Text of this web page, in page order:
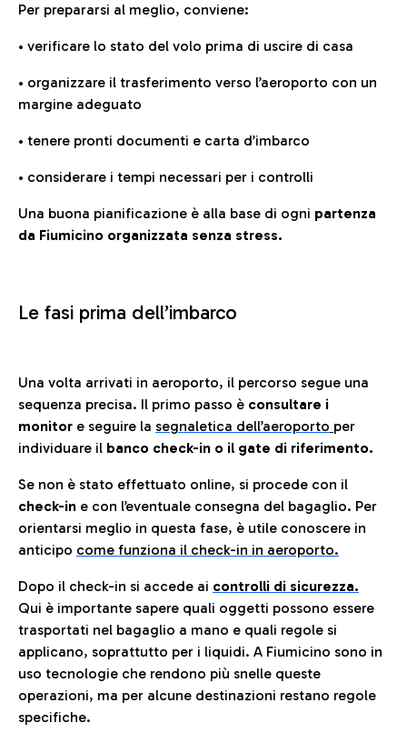
Per prepararsi al meglio, conviene:
• verificare lo stato del volo prima di uscire di casa
• organizzare il trasferimento verso l’aeroporto con un
margine adeguato
• tenere pronti documenti e carta d’imbarco
• considerare i tempi necessari per i controlli
Una buona pianificazione è alla base di ogni partenza
da Fiumicino organizzata senza stress.
Le fasi prima dell’imbarco
Una volta arrivati in aeroporto, il percorso segue una
sequenza precisa. Il primo passo è consultare i
monitor e seguire la segnaletica dell’aeroporto per
individuare il banco check-in o il gate di riferimento.
Se non è stato effettuato online, si procede con il
check-in e con l’eventuale consegna del bagaglio. Per
orientarsi meglio in questa fase, è utile conoscere in
anticipo come funziona il check-in in aeroporto.
Dopo il check-in si accede ai controlli di sicurezza.
Qui è importante sapere quali oggetti possono essere
trasportati nel bagaglio a mano e quali regole si
applicano, soprattutto per i liquidi. A Fiumicino sono in
uso tecnologie che rendono più snelle queste
operazioni, ma per alcune destinazioni restano regole
specifiche.